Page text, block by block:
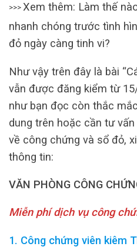
>>> Xem thêm: Làm thế
nhanh chóng trước tình
đỏ ngày càng tinh vi?
Như vậy trên đây là bài
vẫn được đăng kiểm từ
như bạn đọc còn thắc
dung trên hoặc cần tư
về công chứng và sổ đỏ,
thông tin:
VĂN PHÒNG CÔNG
Miễn phí dịch vụ công
1. Công chứng viên kiêm